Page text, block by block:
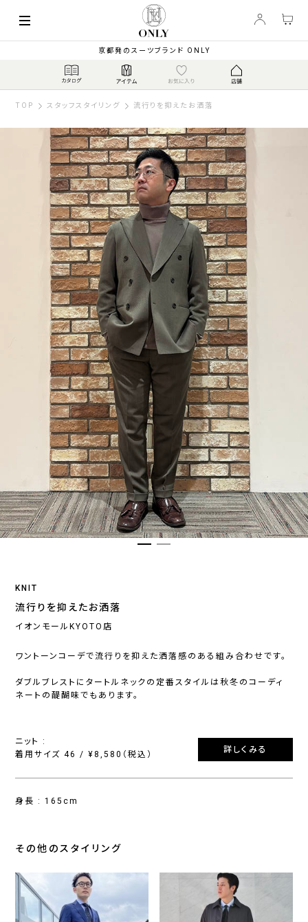
京都発のスーツブランド ONLY
TOP スタッフスタイリング 流行りを抑えたお洒落
KNIT
流行りを抑えたお洒落
イオンモールKYOTO店
ワントーンコーデで流行りを抑えた洒落感のある組み合わせです。
ダブルブレストにタートルネックの定番スタイルは秋冬のコーディ
ネートの醍醐味でもあります。
ニット :
着用サイズ 46 / ¥8,580（税込）
詳しくみる
身長 : 165cm
その他のスタイリング